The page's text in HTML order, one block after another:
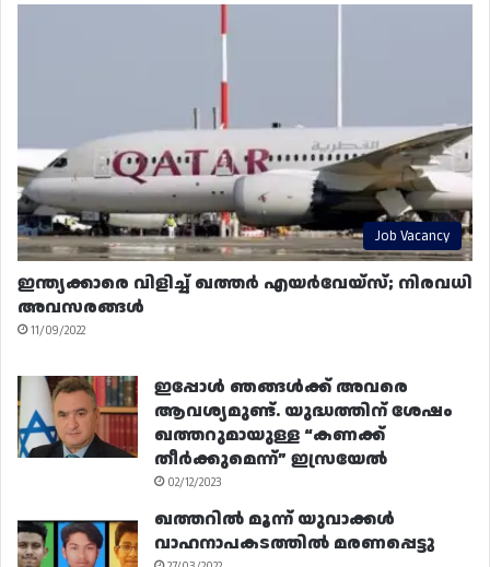
Job Vacancy
ഇന്ത്യക്കാരെ വിളിച്ച് ഖത്തർ എയർവേയ്‌സ്; നിരവധി
അവസരങ്ങൾ
11/09/2022
ഇപ്പോൾ ഞങ്ങൾക്ക് അവരെ
ആവശ്യമുണ്ട്. യുദ്ധത്തിന് ശേഷം
ഖത്തറുമായുള്ള “കണക്ക്
തീർക്കുമെന്ന്” ഇസ്രയേൽ
02/12/2023
ഖത്തറിൽ മൂന്ന് യുവാക്കൾ
വാഹനാപകടത്തിൽ മരണപ്പെട്ടു